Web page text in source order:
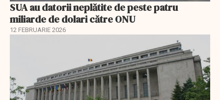
SUA au datorii neplătite de peste patru
miliarde de dolari către ONU
12 FEBRUARIE 2026